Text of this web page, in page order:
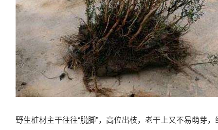
野生桩材主干往往“脱脚”，高位出枝，老干上又不易萌芽